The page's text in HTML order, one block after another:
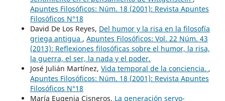
Apuntes Filosóficos: Núm. 18 (2001): Revista Apuntes
Filosóficos N°18
David De Los Reyes, Del humor y la risa en la filosofía
griega antigua , Apuntes Filosóficos: Vol. 22 Núm. 43
(2013): Reflexiones filosóficas sobre el humor, la risa,
la guerra, el ser, la nada y el poder.
José Julián Martínez, Vida temporal de la conciencia. ,
Apuntes Filosóficos: Núm. 18 (2001): Revista Apuntes
Filosóficos N°18
María Eugenia Cisneros, La generación servo-